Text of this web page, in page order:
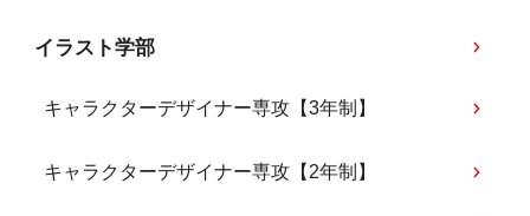
イラスト学部
キャラクターデザイナー専攻【3年制】
キャラクターデザイナー専攻【2年制】